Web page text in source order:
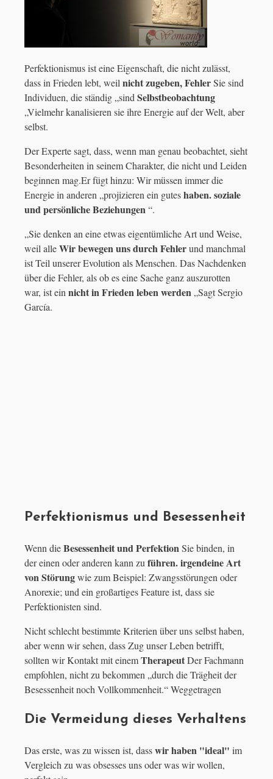
Perfektionismus ist eine Eigenschaft, die nicht zulässt,
dass in Frieden lebt, weilnicht zugeben, FehlerSie sind
Individuen, die ständig „sindSelbstbeobachtung
„Vielmehr kanalisieren sie ihre Energie auf der Welt, aber
selbst.
Der Experte sagt, dass, wenn man genau beobachtet, sieht
Besonderheiten in seinem Charakter, die nicht und Leiden
beginnen mag.Er fügt hinzu: Wir müssen immer die
Energie in anderen „projizieren ein guteshaben. soziale
und persönliche Beziehungen“.
„Sie denken an eine etwas eigentümliche Art und Weise,
weil alleWir bewegen uns durch Fehlerund manchmal
ist Teil unserer Evolution als Menschen. Das Nachdenken
über die Fehler, als ob es eine Sache ganz auszurotten
war, ist einnicht in Frieden leben werden„Sagt Sergio
García.
Perfektionismus und Besessenheit
Wenn dieBesessenheit und PerfektionSie binden, in
der einen oder anderen kann zuführen. irgendeine Art
von Störungwie zum Beispiel: Zwangsstörungen oder
Anorexie; und ein großartiges Feature ist, dass sie
Perfektionisten sind.
Nicht schlecht bestimmte Kriterien über uns selbst haben,
aber wenn wir sehen, dass Zug unser Leben betrifft,
sollten wir Kontakt mit einemTherapeutDer Fachmann
empfohlen, nicht zu bekommen „durch die Trägheit der
Besessenheit noch Vollkommenheit.“ Weggetragen
Die Vermeidung dieses Verhaltens
Das erste, was zu wissen ist, dasswir haben "ideal" im
Vergleich zu was obsesses uns oder was wir wollen,